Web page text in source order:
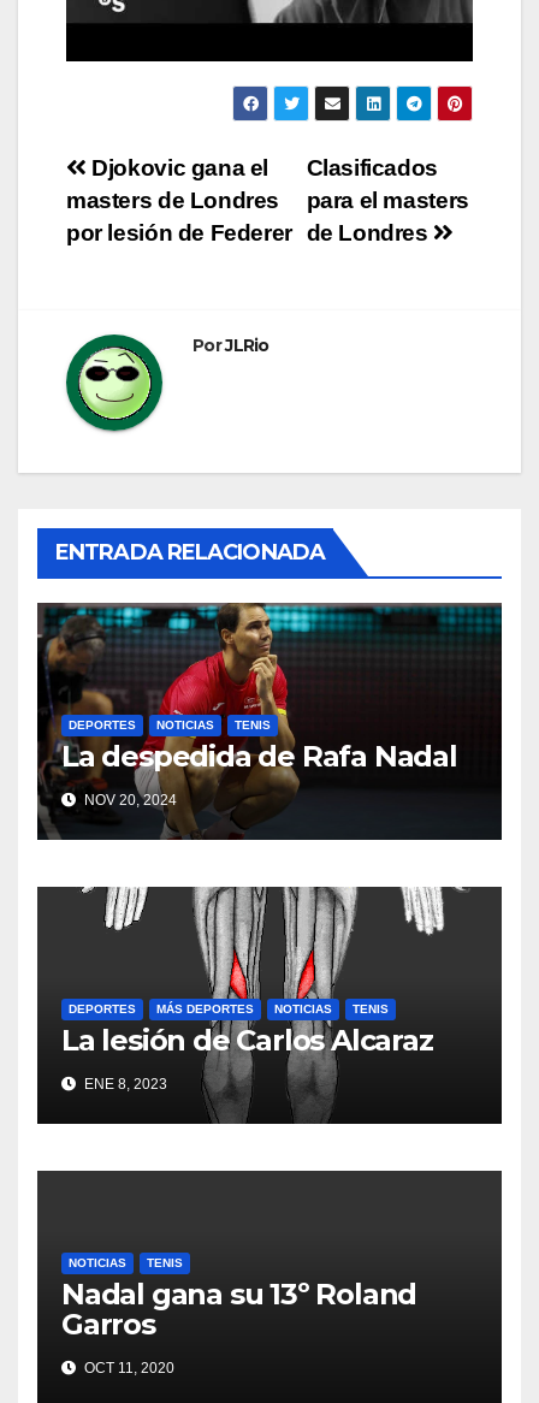
Navegación
de
Clasificados
para el masters
de Londres
Djokovic gana el
masters de Londres
por lesión de Federer
PorJLRio
ENTRADA RELACIONADA
DEPORTES NOTICIAS TENIS
La despedida de Rafa Nadal
NOV 20, 2024
DEPORTES MÁS DEPORTES NOTICIAS TENIS
La lesión de Carlos Alcaraz
ENE 8, 2023
NOTICIAS TENIS
Nadal gana su 13º Roland
Garros
OCT 11, 2020